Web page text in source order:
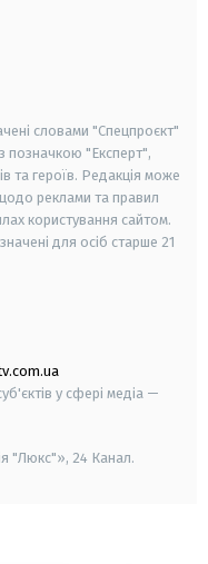
словами "Спецпроєкт"
позначкою "Експерт",
та героїв. Редакція може
реклами та правил
користування сайтом.
для осіб старше 21
у сфері медіа —
"Люкс"», 24 Канал.